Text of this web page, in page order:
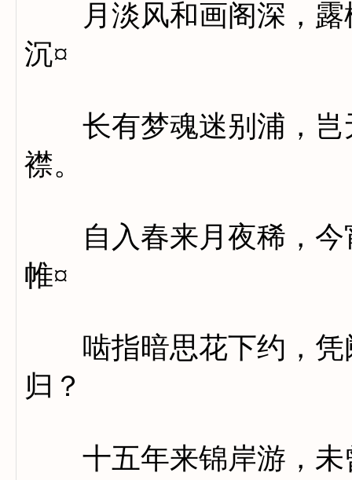
月淡风和画阁深，露
沉¤
长有梦魂迷别浦，岂
襟。
自入春来月夜稀，今
帷¤
啮指暗思花下约，凭
归？
十五年来锦岸游，未